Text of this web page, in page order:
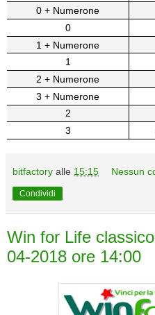
0 + Numerone
0
1 + Numerone
1
2 + Numerone
3 + Numerone
2
3
bitfactory alle 15:15 Nessun
Condividi
Win for Life
04-2018 ore 14:00